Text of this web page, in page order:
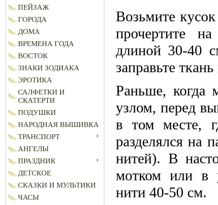
ПЕЙЗАЖ
ГОРОДА
ДОМА
ВРЕМЕНА ГОДА
ВОСТОК
ЗНАКИ ЗОДИАКА
ЭРОТИКА
САЛФЕТКИ И
СКАТЕРТИ
ПОДУШКИ
НАРОДНАЯ ВЫШИВКА
ТРАНСПОРТ
АНГЕЛЫ
ПРАЗДНИК
ДЕТСКОЕ
СКАЗКИ И МУЛЬТИКИ
ЧАСЫ
Возьмите
прочертите
длиной 30-40
заправьте
Раньше, когда
узлом, перед
в том месте,
разделялся на
нитей). В
мотком или в
нити 40-50 см.